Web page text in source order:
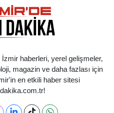
haberleri, yerel gelişmeler,
magazin ve daha fazlası için
en etkili haber sitesi